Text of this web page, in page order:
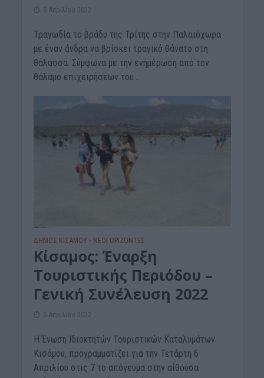
6 Απριλίου 2022
Τραγωδία το βράδυ της Τρίτης στην Παλαιόχωρα
με έναν άνδρα να βρίσκει τραγικό θάνατο στη
θάλασσα. Σύμφωνα με την ενημέρωση από τον
θάλαμο επιχειρήσεων του...
ΔΉΜΟΣ ΚΙΣΆΜΟΥ • ΝΕΟΙ ΟΡΙΖΟΝΤΕΣ
Κίσαμος: Έναρξη
Τουριστικής Περιόδου –
Γενική Συνέλευση 2022
5 Απριλίου 2022
Η Ένωση Ιδιοκτητών Τουριστικών Καταλυμάτων
Κισάμου, προγραμματίζει για την Τετάρτη 6
Απριλίου στις 7 το απόγευμα στην αίθουσα